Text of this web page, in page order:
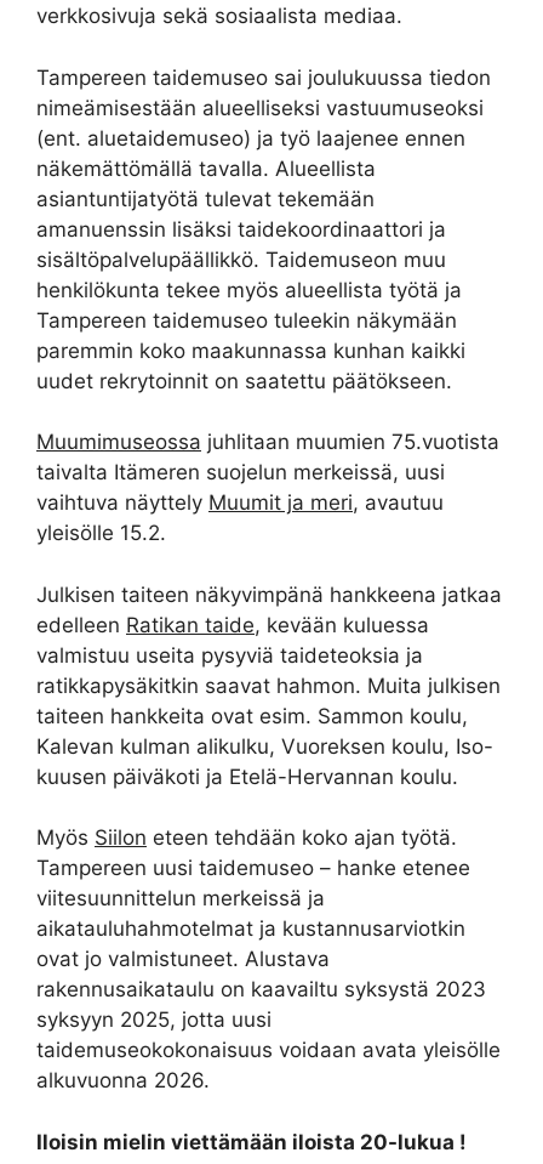
verkkosivuja sekä sosiaalista mediaa.
Tampereen taidemuseo sai joulukuussa tiedon
nimeämisestään alueelliseksi vastuumuseoksi
(ent. aluetaidemuseo) ja työ laajenee ennen
näkemättömällä tavalla. Alueellista
asiantuntijatyötä tulevat tekemään
amanuenssin lisäksi taidekoordinaattori ja
sisältöpalvelupäällikkö. Taidemuseon muu
henkilökunta tekee myös alueellista työtä ja
Tampereen taidemuseo tuleekin näkymään
paremmin koko maakunnassa kunhan kaikki
uudet rekrytoinnit on saatettu päätökseen.
Muumimuseossa juhlitaan muumien 75.vuotista
taivalta Itämeren suojelun merkeissä, uusi
vaihtuva näyttely Muumit ja meri, avautuu
yleisölle 15.2.
Julkisen taiteen näkyvimpänä hankkeena jatkaa
edelleen Ratikan taide, kevään kuluessa
valmistuu useita pysyviä taideteoksia ja
ratikkapysäkitkin saavat hahmon. Muita julkisen
taiteen hankkeita ovat esim. Sammon koulu,
Kalevan kulman alikulku, Vuoreksen koulu, Iso-
kuusen päiväkoti ja Etelä-Hervannan koulu.
Myös Siilon eteen tehdään koko ajan työtä.
Tampereen uusi taidemuseo – hanke etenee
viitesuunnittelun merkeissä ja
aikatauluhahmotelmat ja kustannusarviotkin
ovat jo valmistuneet. Alustava
rakennusaikataulu on kaavailtu syksystä 2023
syksyyn 2025, jotta uusi
taidemuseokokonaisuus voidaan avata yleisölle
alkuvuonna 2026.
Iloisin mielin viettämään iloista 20-lukua !